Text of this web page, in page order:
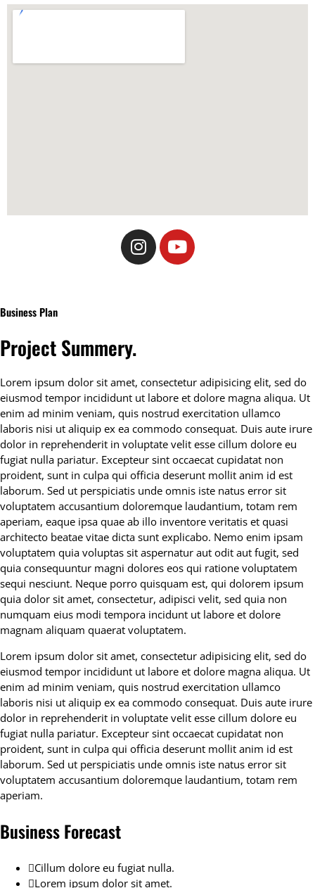
Business Plan
Project Summery.
Lorem ipsum dolor sit amet, consectetur adipisicing elit, sed do
eiusmod tempor incididunt ut labore et dolore magna aliqua. Ut
enim ad minim veniam, quis nostrud exercitation ullamco
laboris nisi ut aliquip ex ea commodo consequat. Duis aute irure
dolor in reprehenderit in voluptate velit esse cillum dolore eu
fugiat nulla pariatur. Excepteur sint occaecat cupidatat non
proident, sunt in culpa qui officia deserunt mollit anim id est
laborum. Sed ut perspiciatis unde omnis iste natus error sit
voluptatem accusantium doloremque laudantium, totam rem
aperiam, eaque ipsa quae ab illo inventore veritatis et quasi
architecto beatae vitae dicta sunt explicabo. Nemo enim ipsam
voluptatem quia voluptas sit aspernatur aut odit aut fugit, sed
quia consequuntur magni dolores eos qui ratione voluptatem
sequi nesciunt. Neque porro quisquam est, qui dolorem ipsum
quia dolor sit amet, consectetur, adipisci velit, sed quia non
numquam eius modi tempora incidunt ut labore et dolore
magnam aliquam quaerat voluptatem.
Lorem ipsum dolor sit amet, consectetur adipisicing elit, sed do
eiusmod tempor incididunt ut labore et dolore magna aliqua. Ut
enim ad minim veniam, quis nostrud exercitation ullamco
laboris nisi ut aliquip ex ea commodo consequat. Duis aute irure
dolor in reprehenderit in voluptate velit esse cillum dolore eu
fugiat nulla pariatur. Excepteur sint occaecat cupidatat non
proident, sunt in culpa qui officia deserunt mollit anim id est
laborum. Sed ut perspiciatis unde omnis iste natus error sit
voluptatem accusantium doloremque laudantium, totam rem
aperiam.
Business Forecast
Cillum dolore eu fugiat nulla.
Lorem ipsum dolor sit amet.